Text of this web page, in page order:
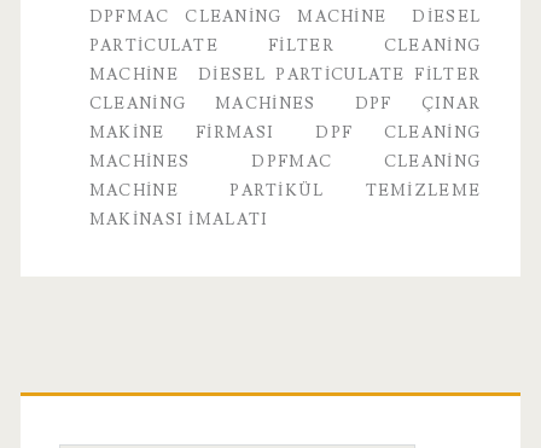
DPFMAC CLEANING MACHINE
DIESEL
PARTICULATE FILTER CLEANING
MACHINE
DIESEL PARTICULATE FILTER
CLEANING MACHINES
DPF ÇINAR
MAKINE FIRMASI
DPF CLEANING
MACHINES
DPFMAC CLEANING
MACHINE
PARTIKÜL TEMIZLEME
MAKINASI İMALATI
Birincil